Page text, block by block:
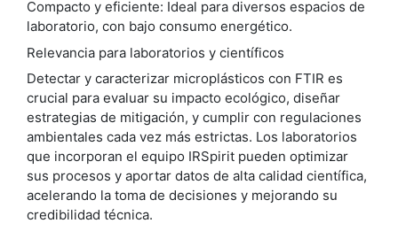
Compacto y eficiente: Ideal para diversos espacios de
laboratorio, con bajo consumo energético.
Relevancia para laboratorios y científicos
Detectar y caracterizar microplásticos con FTIR es
crucial para evaluar su impacto ecológico, diseñar
estrategias de mitigación, y cumplir con regulaciones
ambientales cada vez más estrictas. Los laboratorios
que incorporan el equipo IRSpirit pueden optimizar
sus procesos y aportar datos de alta calidad científica,
acelerando la toma de decisiones y mejorando su
credibilidad técnica.